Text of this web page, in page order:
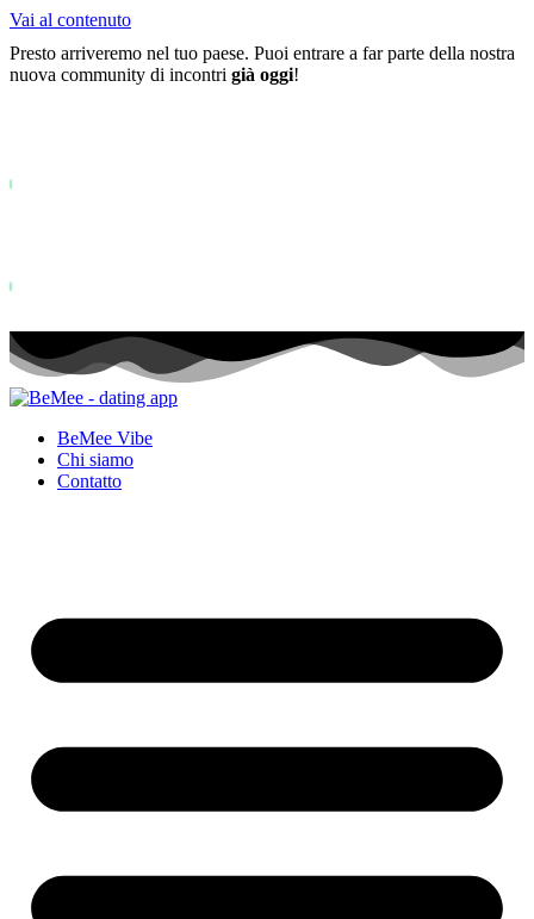
Vai al contenuto
Presto arriveremo nel tuo paese. Puoi entrare a far parte della nostra
nuova community di incontri già oggi!
https://developers.google.com/analytics/devguides/reporting/data/v1/
BeMee Vibe
Chi siamo
Contatto